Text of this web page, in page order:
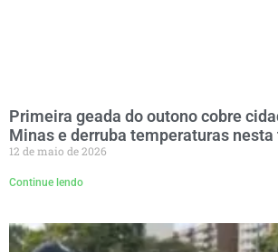
Primeira geada do outono cobre
Minas e derruba temperaturas
12 de maio de 2026
Continue lendo